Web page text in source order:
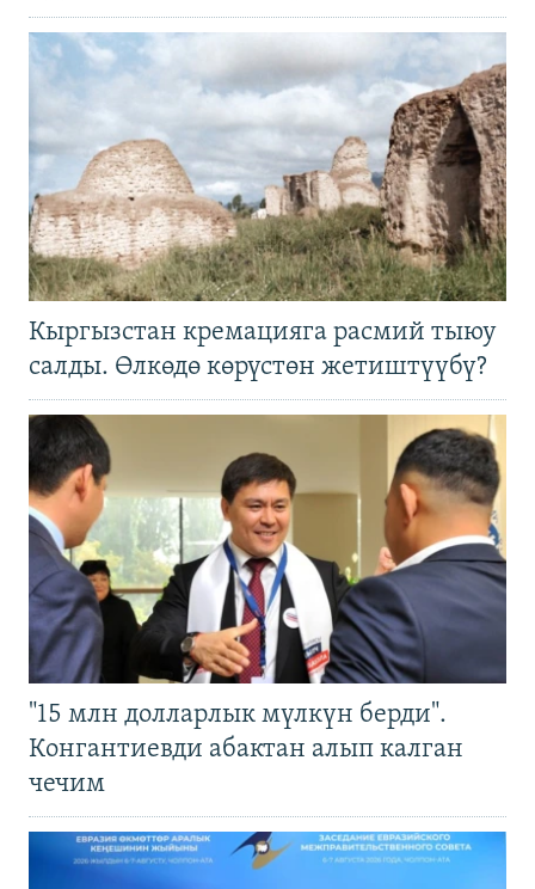
Кыргызстан кремацияга расмий тыюу
салды. Өлкөдө көрүстөн жетиштүүбү?
"15 млн долларлык мүлкүн берди".
Конгантиевди абактан алып калган
чечим